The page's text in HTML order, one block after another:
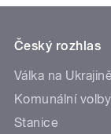
Český rozhlas
Válka na Ukrajině
Komunální volby
Stanice